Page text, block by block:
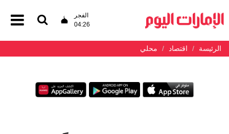
الفجر
04:26
الرئيسة اقتصاد محلي